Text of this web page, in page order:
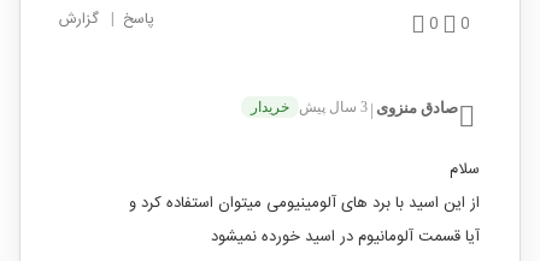
0
0 پاسخ | گزارش
صادق منزوی | 3 سال پیش خریدار
سلام
از این اسید با برد های آلومینیومی میتوان استفاده کرد و
آیا قسمت آلومانیوم در اسید خورده نمیشود